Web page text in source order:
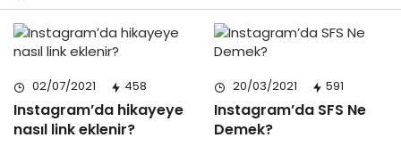
02/07/2021 458
Instagram’da hikayeye
nasıl link eklenir?
20/03/2021 591
Instagram’da SFS Ne
Demek?